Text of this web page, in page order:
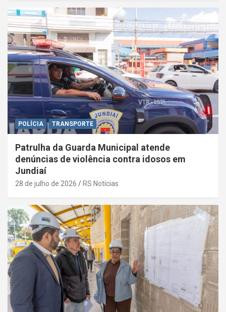
POLÍCIA TRANSPORTE
Patrulha da Guarda Municipal atende
denúncias de violência contra idosos em
Jundiaí
28 de julho de 2026 RS Notícias